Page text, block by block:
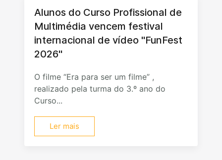
Alunos do Curso Profissional de
Multimédia vencem festival
internacional de vídeo "FunFest
2026"
O filme “Era para ser um filme” ,
realizado pela turma do 3.º ano do
Curso...
Ler mais